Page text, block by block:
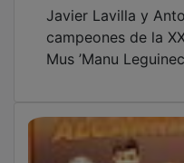
Javier Lavilla y
campeones de la
Mus ’Manu